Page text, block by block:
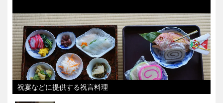
祝宴などに提供する祝言料理